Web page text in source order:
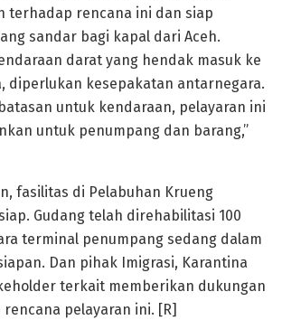
terhadap rencana ini dan siap
sandar bagi kapal dari Aceh.
darat yang hendak masuk ke
diperlukan kesepakatan antarnegara.
untuk kendaraan, pelayaran ini
untuk penumpang dan barang,”
fasilitas di Pelabuhan Krueng
Gudang telah direhabilitasi 100
terminal penumpang sedang dalam
Dan pihak Imigrasi, Karantina
terkait memberikan dukungan
pelayaran ini. [R]